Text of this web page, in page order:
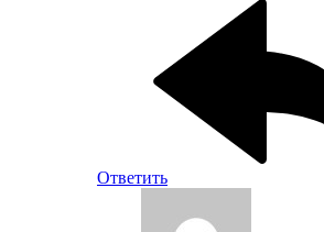
Ответить